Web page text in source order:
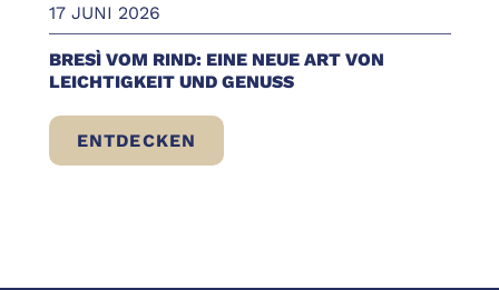
17 JUNI 2026
BRESÌ VOM RIND: EINE NEUE ART VON
LEICHTIGKEIT UND GENUSS
ENTDECKEN
BRESÌ VOM RIND: EINE NEUE ART VON